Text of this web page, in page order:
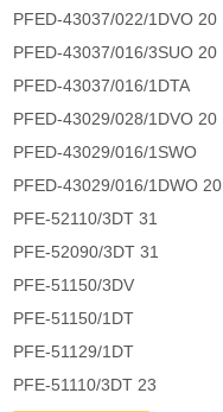
PFED-43037/022/1DVO 20
PFED-43037/016/3SUO 20
PFED-43037/016/1DTA
PFED-43029/028/1DVO 20
PFED-43029/016/1SWO
PFED-43029/016/1DWO 20
PFE-52110/3DT 31
PFE-52090/3DT 31
PFE-51150/3DV
PFE-51150/1DT
PFE-51129/1DT
PFE-51110/3DT 23